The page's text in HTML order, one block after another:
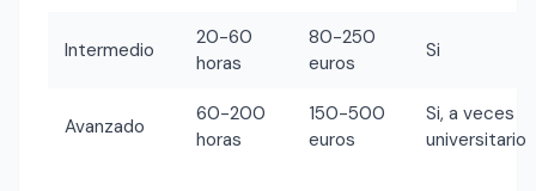
Intermedio
20-60
horas
80-250
euros
Si
Avanzado
60-200
horas
150-500
euros
Si, a veces
universitario